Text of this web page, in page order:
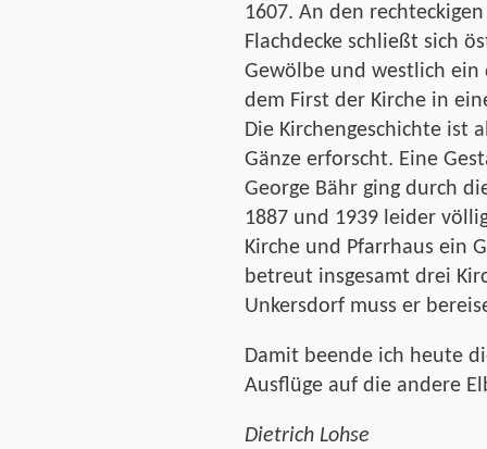
1607. An den
Flachdecke schließt sich
Gewölbe und westlich
dem First der Kirche in
Die Kirchengeschichte ist
Gänze erforscht. Eine
George Bähr ging durch
1887 und 1939 leider
Kirche und Pfarrhaus ein
betreut insgesamt drei
Unkersdorf muss er
Damit beende ich heute
Ausflüge auf die andere
Dietrich Lohse